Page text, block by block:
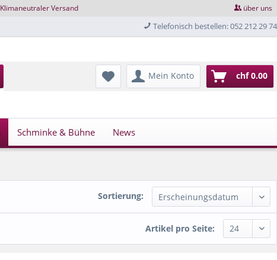
Klimaneutraler Versand über uns
Telefonisch bestellen: 052 212 29 74
Mein Konto chf 0.00
Schminke & Bühne News
Sortierung:
Artikel pro Seite: